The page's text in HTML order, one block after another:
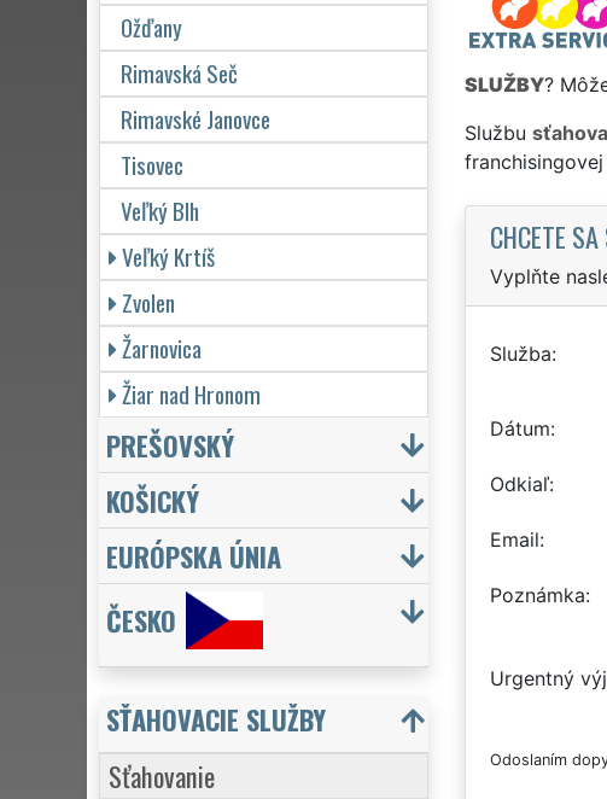
SLUŽBY?
Službu
franchisingovej
CHCETE
Vyplňte
Služba
Dátum
Odkiaľ
Email
Poznámka
Urgentný
Odoslaním
Ožďany
Rimavská Seč
Rimavské Janovce
Tisovec
Veľký Blh
Veľký Krtíš
Zvolen
Žarnovica
Žiar nad Hronom
PREŠOVSKÝ
KOŠICKÝ
EURÓPSKA ÚNIA
ČESKO
SŤAHOVACIE SLUŽBY
Sťahovanie